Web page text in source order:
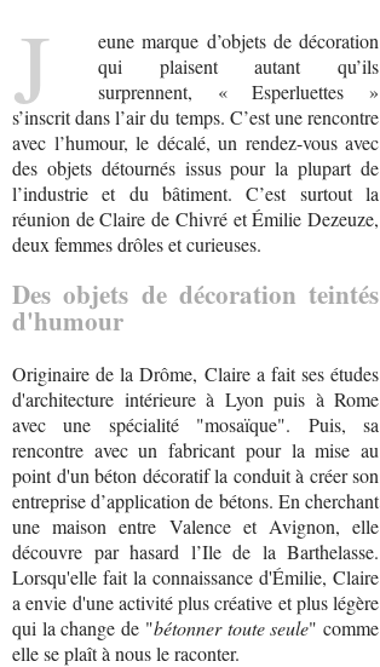
J
eune marque d’objets de décoration
qui plaisent autant qu’ils
surprennent, « Esperluettes »
s’inscrit dans l’air du temps. C’est une rencontre
avec l’humour, le décalé, un rendez-vous avec
des objets détournés issus pour la plupart de
l’industrie et du bâtiment. C’est surtout la
réunion de Claire de Chivré et Émilie Dezeuze,
deux femmes drôles et curieuses.
Des objets de décoration teintés
d'humour
Originaire de la Drôme, Claire a fait ses études
d'architecture intérieure à Lyon puis à Rome
avec une spécialité "mosaïque". Puis, sa
rencontre avec un fabricant pour la mise au
point d'un béton décoratif la conduit à créer son
entreprise d’application de bétons. En cherchant
une maison entre Valence et Avignon, elle
découvre par hasard l’Ile de la Barthelasse.
Lorsqu'elle fait la connaissance d'Émilie, Claire
a envie d'une activité plus créative et plus légère
qui la change de "bétonner toute seule" comme
elle se plaît à nous le raconter.